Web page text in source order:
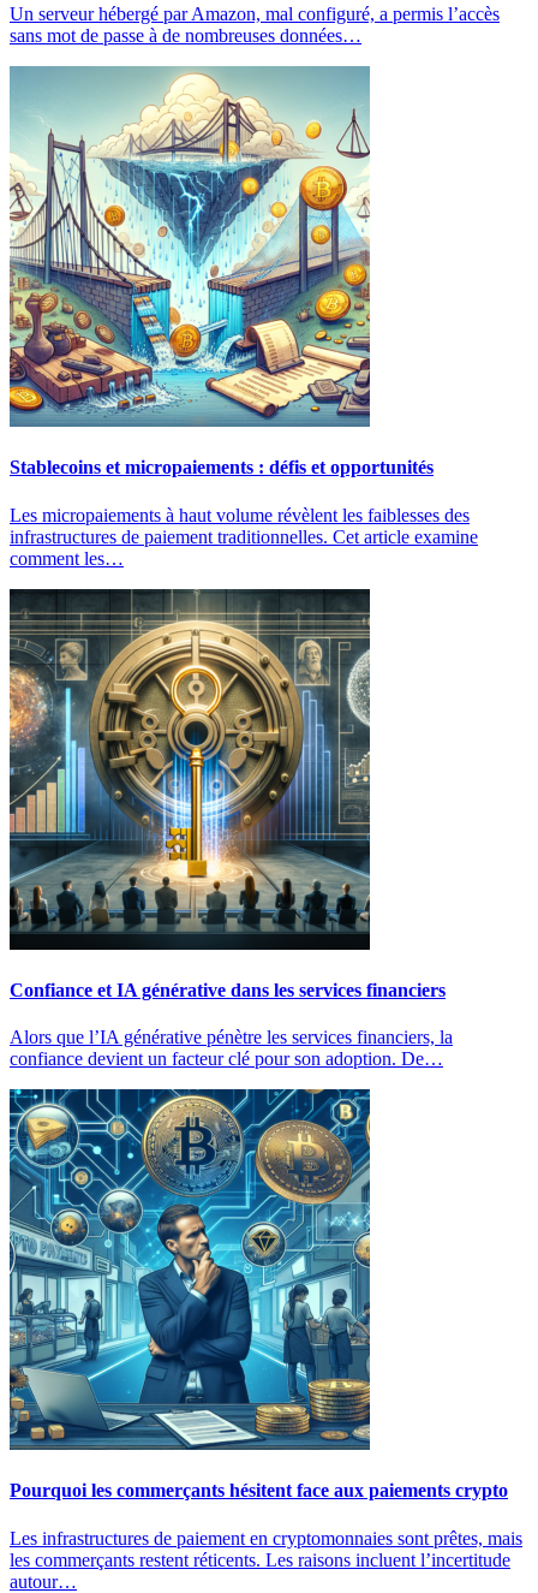
Un serveur hébergé par Amazon, mal configuré, a permis l’accès
sans mot de passe à de nombreuses données…
Stablecoins et micropaiements : défis et opportunités
Les micropaiements à haut volume révèlent les faiblesses des
infrastructures de paiement traditionnelles. Cet article examine
comment les…
Confiance et IA générative dans les services financiers
Alors que l’IA générative pénètre les services financiers, la
confiance devient un facteur clé pour son adoption. De…
Pourquoi les commerçants hésitent face aux paiements crypto
Les infrastructures de paiement en cryptomonnaies sont prêtes, mais
les commerçants restent réticents. Les raisons incluent l’incertitude
autour…